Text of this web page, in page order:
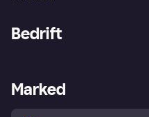
Utforsk butikker
Bedrift
Merchant portal
Marked